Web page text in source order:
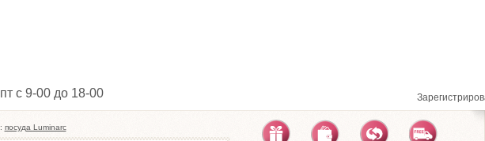
с 9-00 до 18-00
посуда Luminarc